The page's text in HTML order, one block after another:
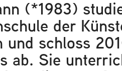
(*1983)
der
und schloss
ab. Sie